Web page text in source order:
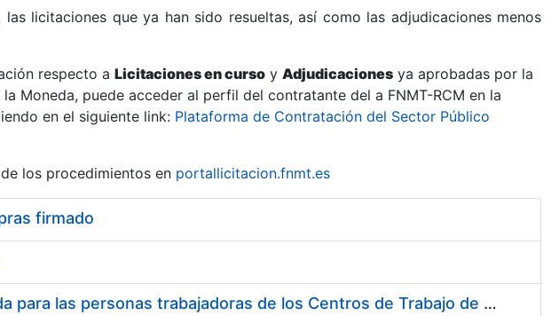
licitaciones que ya han sido resueltas, así como las adjudicaciones menos
respecto a Licitaciones en curso y Adjudicaciones ya aprobadas por la
Moneda, puede acceder al perfil del contratante del a FNMT-RCM en la
en el siguiente link: Plataforma de Contratación del Sector Público
los procedimientos en portallicitacion.fnmt.es
firmado
Suministro de Protectores Auditivos a medida para las personas trabajadoras de los Centros de Trabajo de Madrid y Burgos